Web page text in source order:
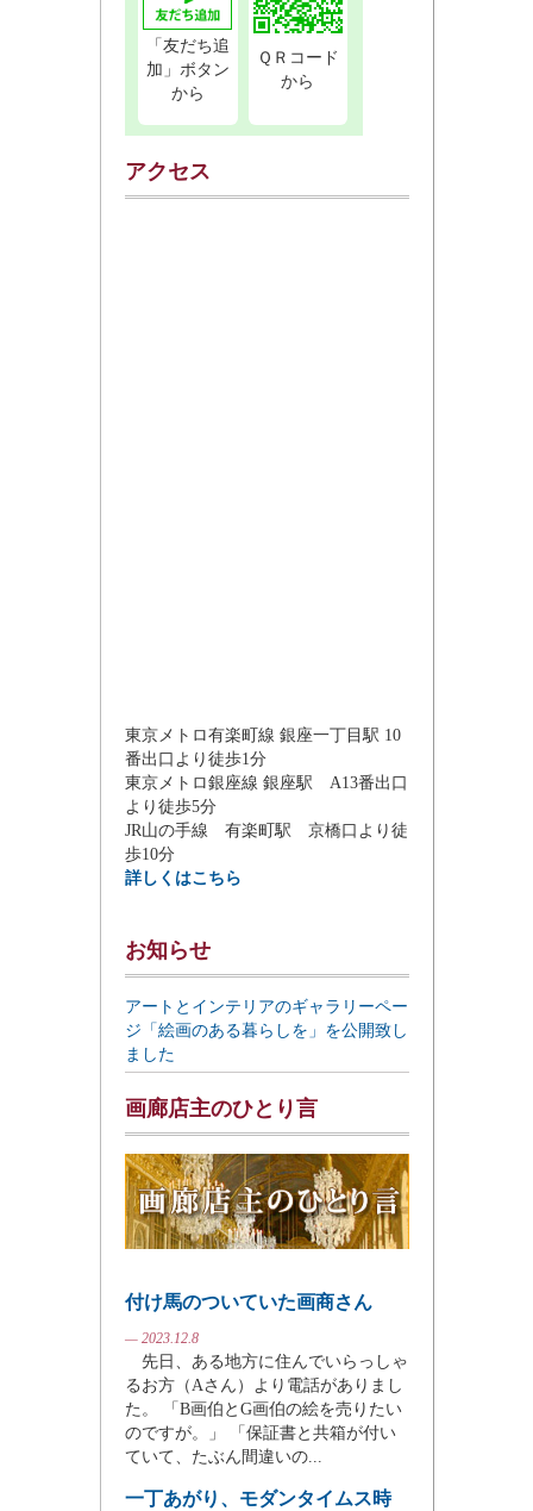
「友だち追
加」ボタン
から
ＱＲコード
から
アクセス
東京メトロ有楽町線 銀座一丁目駅 10
番出口より徒歩1分
東京メトロ銀座線 銀座駅 A13番出口
より徒歩5分
JR山の手線 有楽町駅 京橋口より徒
歩10分
詳しくはこちら
お知らせ
アートとインテリアのギャラリーペー
ジ「絵画のある暮らしを」を公開致し
ました
画廊店主のひとり言
付け馬のついていた画商さん
— 2023.12.8
先日、ある地方に住んでいらっしゃ
るお方（Aさん）より電話がありまし
た。 「B画伯とG画伯の絵を売りたい
のですが。」 「保証書と共箱が付い
ていて、たぶん間違いの...
一丁あがり、モダンタイムス時